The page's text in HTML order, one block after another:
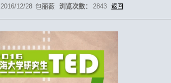
2016/12/28 包丽薇 浏览次数： 2843 返回